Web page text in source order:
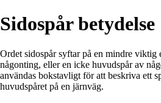
Sidospår betydelse
Ordet sidospår syftar på en mindre viktig
någonting, eller en icke huvudspår av
användas bokstavligt för att beskriva ett
huvudspåret på en järnväg.